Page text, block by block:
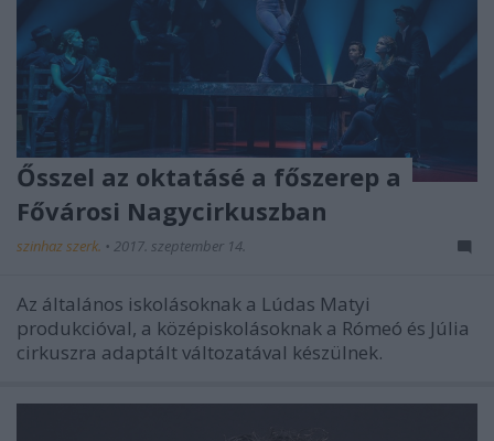
Ősszel az oktatásé a főszerep a
Fővárosi Nagycirkuszban
szinhaz szerk. • 2017. szeptember 14.
Az általános iskolásoknak a Lúdas Matyi
produkcióval, a középiskolásoknak a Rómeó és Júlia
cirkuszra adaptált változatával készülnek.